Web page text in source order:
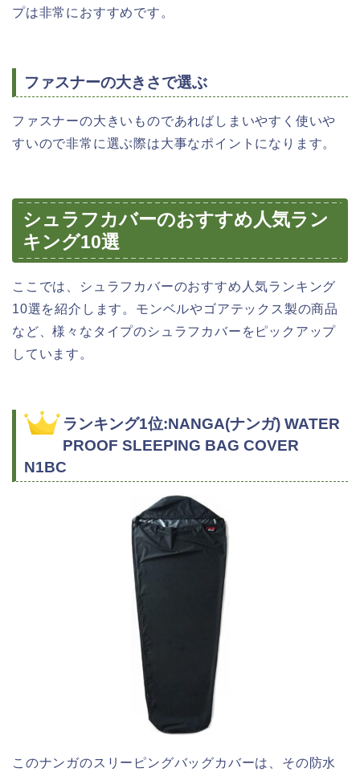
プは非常におすすめです。
ファスナーの大きさで選ぶ
ファスナーの大きいものであればしまいやすく使いや
すいので非常に選ぶ際は大事なポイントになります。
シュラフカバーのおすすめ人気ラン
キング10選
ここでは、シュラフカバーのおすすめ人気ランキング
10選を紹介します。モンベルやゴアテックス製の商品
など、様々なタイプのシュラフカバーをピックアップ
しています。
ランキング1位:NANGA(ナンガ) WATER
PROOF SLEEPING BAG COVER
N1BC
このナンガのスリーピングバッグカバーは、その防水